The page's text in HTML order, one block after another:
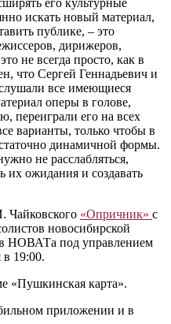
его культурные
искать новый материал,
публике, ‒ это
дирижеров,
не всегда просто, как в
что Сергей Геннадьевич и
все имеющиеся
оперы в голове,
переиграли его на всех
варианты, только чтобы в
динамичной формы.
не расслабляться,
их ожидания и создавать
«Опричник» с
новосибирской
НОВАТа под управлением
19:00.
«Пушкинская карта».
приложении и в